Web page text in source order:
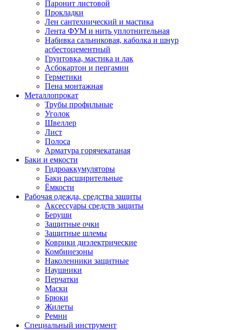
Паронит листовой
Прокладки
Лен сантехнический и мастика
Лента ФУМ и нить уплотнительная
Набивка сальниковая, каболка и шнур
асбестоцементный
Грунтовка, мастика и лак
Асбокартон и пергамин
Герметики
Пена монтажная
Металлопрокат
Трубы профильные
Уголок
Швеллер
Лист
Полоса
Арматура горячекатаная
Баки и емкости
Гидроаккумуляторы
Баки расширительные
Ёмкости
Рабочая одежда, средства защиты
Аксессуары средств защиты
Беруши
Защитные очки
Защитные шлемы
Коврики диэлектрические
Комбинезоны
Наколенники защитные
Наушники
Перчатки
Маски
Брюки
Жилеты
Ремни
Специальный инструмент